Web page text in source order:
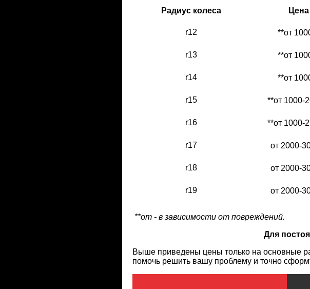
Радиус колеса Цена
r12 **от
r13 **от
r14 **от
r15 **от 1000-
r16 **от 1000-
r17 от 2000-
r18 от 2000-
r19 от 2000-
**от - в зависимости от повреждений.
Для
Выше приведены цены только на основные
помочь решить вашу проблему и точно